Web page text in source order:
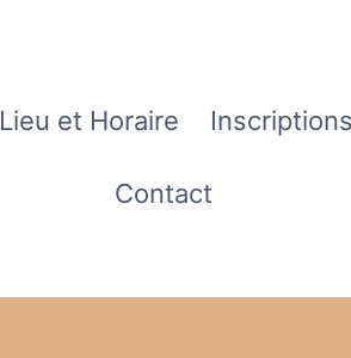
Lieu et Horaire Inscriptions
Contact